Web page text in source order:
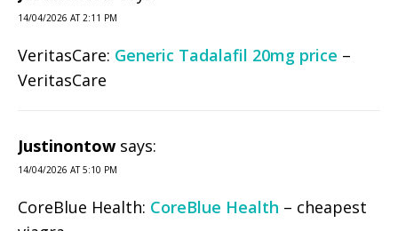
14/04/2026 AT 2:11 PM
VeritasCare: Generic Tadalafil 20mg price –
VeritasCare
Justinontow says:
14/04/2026 AT 5:10 PM
CoreBlue Health: CoreBlue Health – cheapest